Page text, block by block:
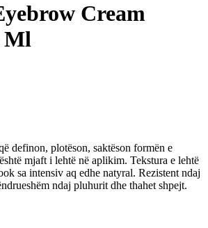
Cream
Ml
definon, plotëson, saktëson formën e
mjaft i lehtë në aplikim. Tekstura e lehtë
sa intensiv aq edhe natyral. Rezistent ndaj
ndaj pluhurit dhe thahet shpejt.